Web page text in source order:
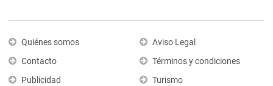
Quiénes somos
Contacto
Publicidad
Aviso Legal
Términos y condiciones
Turismo